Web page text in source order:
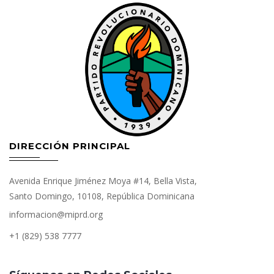
DIRECCIÓN PRINCIPAL
Avenida Enrique Jiménez Moya #14, Bella Vista,
Santo Domingo, 10108, República Dominicana
informacion@miprd.org
+1 (829) 538 7777